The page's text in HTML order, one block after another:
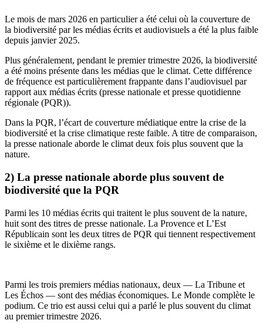
Le mois de mars 2026 en particulier a été celui où la couverture de
la biodiversité par les médias écrits et audiovisuels a été la plus faible
depuis janvier 2025.
Plus généralement, pendant le premier trimestre 2026, la biodiversité
a été moins présente dans les médias que le climat. Cette différence
de fréquence est particulièrement frappante dans l’audiovisuel par
rapport aux médias écrits (presse nationale et presse quotidienne
régionale (PQR)).
Dans la PQR, l’écart de couverture médiatique entre la crise de la
biodiversité et la crise climatique reste faible. A titre de comparaison,
la presse nationale aborde le climat deux fois plus souvent que la
nature.
2) La presse nationale aborde plus souvent de
biodiversité que la PQR
Parmi les 10 médias écrits qui traitent le plus souvent de la nature,
huit sont des titres de presse nationale. La Provence et L’Est
Républicain sont les deux titres de PQR qui tiennent respectivement
le sixième et le dixième rangs.
Parmi les trois premiers médias nationaux, deux — La Tribune et
Les Échos — sont des médias économiques. Le Monde complète le
podium. Ce trio est aussi celui qui a parlé le plus souvent du climat
au premier trimestre 2026.